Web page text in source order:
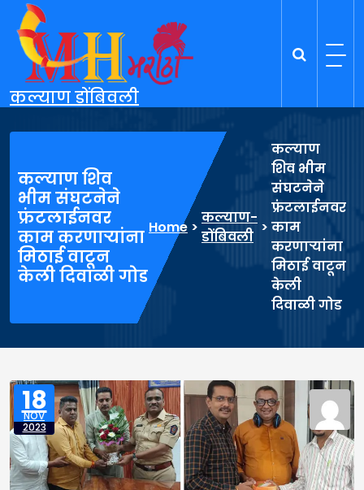
content
कल्याण डोंबिवली
कल्याण शिव
भीम संघटनेने
फ्रंटलाईनवर
काम करणाऱ्यांना
मिठाई वाटून
केली दिवाळी गोड
Home >
कल्याण-
डोंबिवली
>
कल्याण
शिव भीम
संघटनेने
फ्रंटलाईनवर
काम
करणाऱ्यांना
मिठाई वाटून
केली
दिवाळी गोड
18
NOV
2023